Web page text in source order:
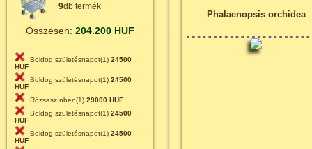
9db termék
Összesen: 204.200 HUF
Boldog születésnapot(1) 24500
HUF
Boldog születésnapot(1) 24500
HUF
Rózsaszínben(1) 29000 HUF
Boldog születésnapot(1) 24500
HUF
Boldog születésnapot(1) 24500
HUF
Phalaenopsis orchidea